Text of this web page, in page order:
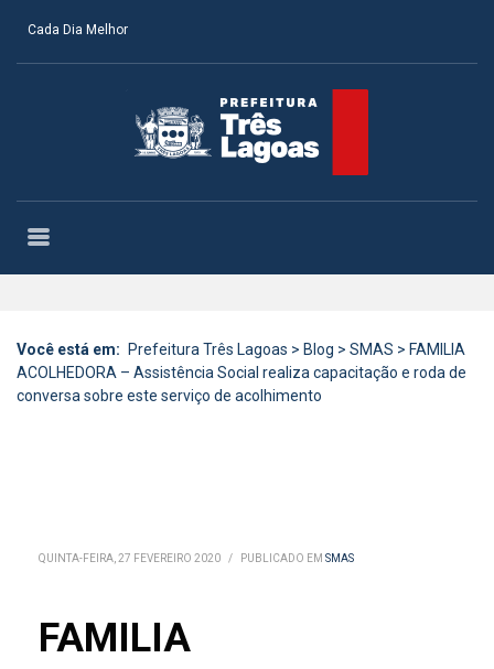
Cada Dia Melhor
Você está em: Prefeitura Três Lagoas > Blog > SMAS > FAMILIA
ACOLHEDORA – Assistência Social realiza capacitação e roda de
conversa sobre este serviço de acolhimento
QUINTA-FEIRA, 27 FEVEREIRO 2020 / PUBLICADO EM SMAS
FAMILIA